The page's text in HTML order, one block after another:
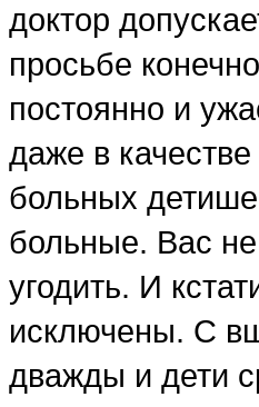
доктор
просьбе
постоянно и
даже в
больных
больные. Вас
угодить. И
исключены. С
дважды и дети